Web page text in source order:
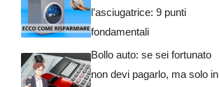
l’asciugatrice: 9 punti
fondamentali
Bollo auto: se sei fortunato
non devi pagarlo, ma solo in